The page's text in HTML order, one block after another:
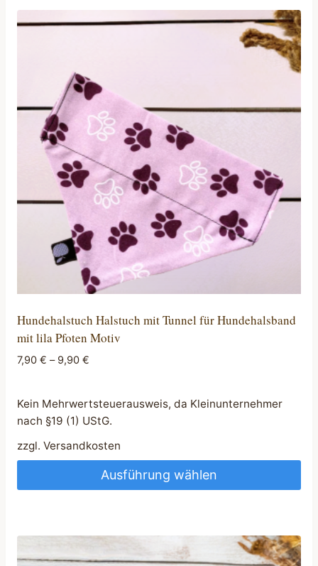
Hundehalstuch Halstuch mit Tunnel für Hundehalsband
mit lila Pfoten Motiv
7,90 € – 9,90 €
Kein Mehrwertsteuerausweis, da Kleinunternehmer
nach §19 (1) UStG.
zzgl. Versandkosten
Ausführung wählen
weist
mehrere